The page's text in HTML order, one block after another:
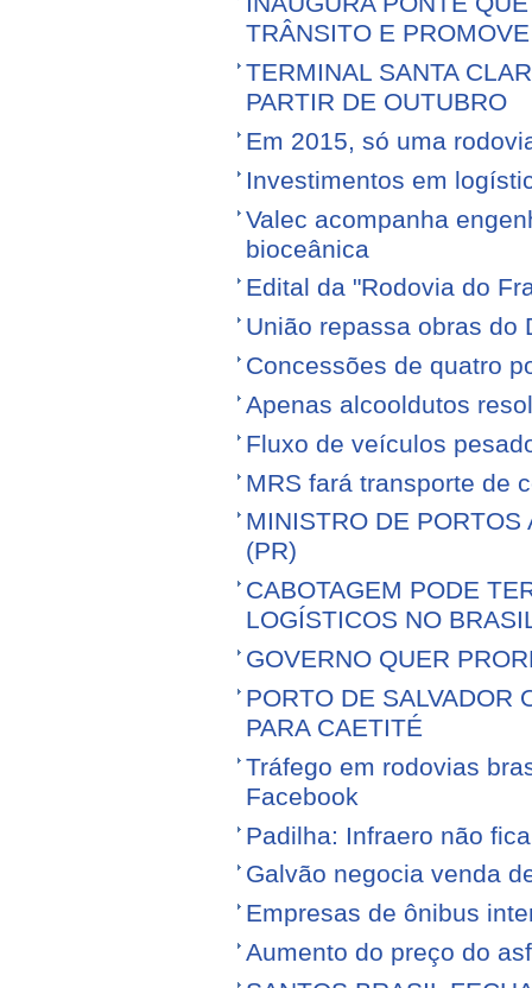
TRÂNSITO E
TERMINAL SANTA
PARTIR DE OUTUBRO
Em 2015, só uma
Investimentos em
Valec acompanha
bioceânica
Edital da "Rodovia do
União repassa obras do
Concessões de quatro
Apenas alcooldutos
Fluxo de veículos
MRS fará transporte de
MINISTRO DE
(PR)
CABOTAGEM PODE
LOGÍSTICOS NO
GOVERNO QUER
PORTO DE SALVADOR
PARA CAETITÉ
Tráfego em rodovias
Facebook
Padilha: Infraero não
Galvão negocia venda
Empresas de ônibus
Aumento do preço do